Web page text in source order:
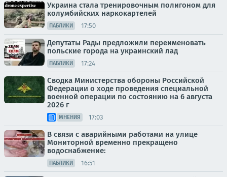
Украина стала тренировочным полигоном для
колумбийских наркокартелей
ПАБЛИКИ 17:50
Депутаты Рады предложили переименовать
польские города на украинский лад
ПАБЛИКИ 17:24
Сводка Министерства обороны Российской
Федерации о ходе проведения специальной
военной операции по состоянию на 6 августа
2026 г
МНЕНИЯ 17:03
В связи с аварийными работами на улице
Мониторной временно прекращено
водоснабжение:
ПАБЛИКИ 16:51